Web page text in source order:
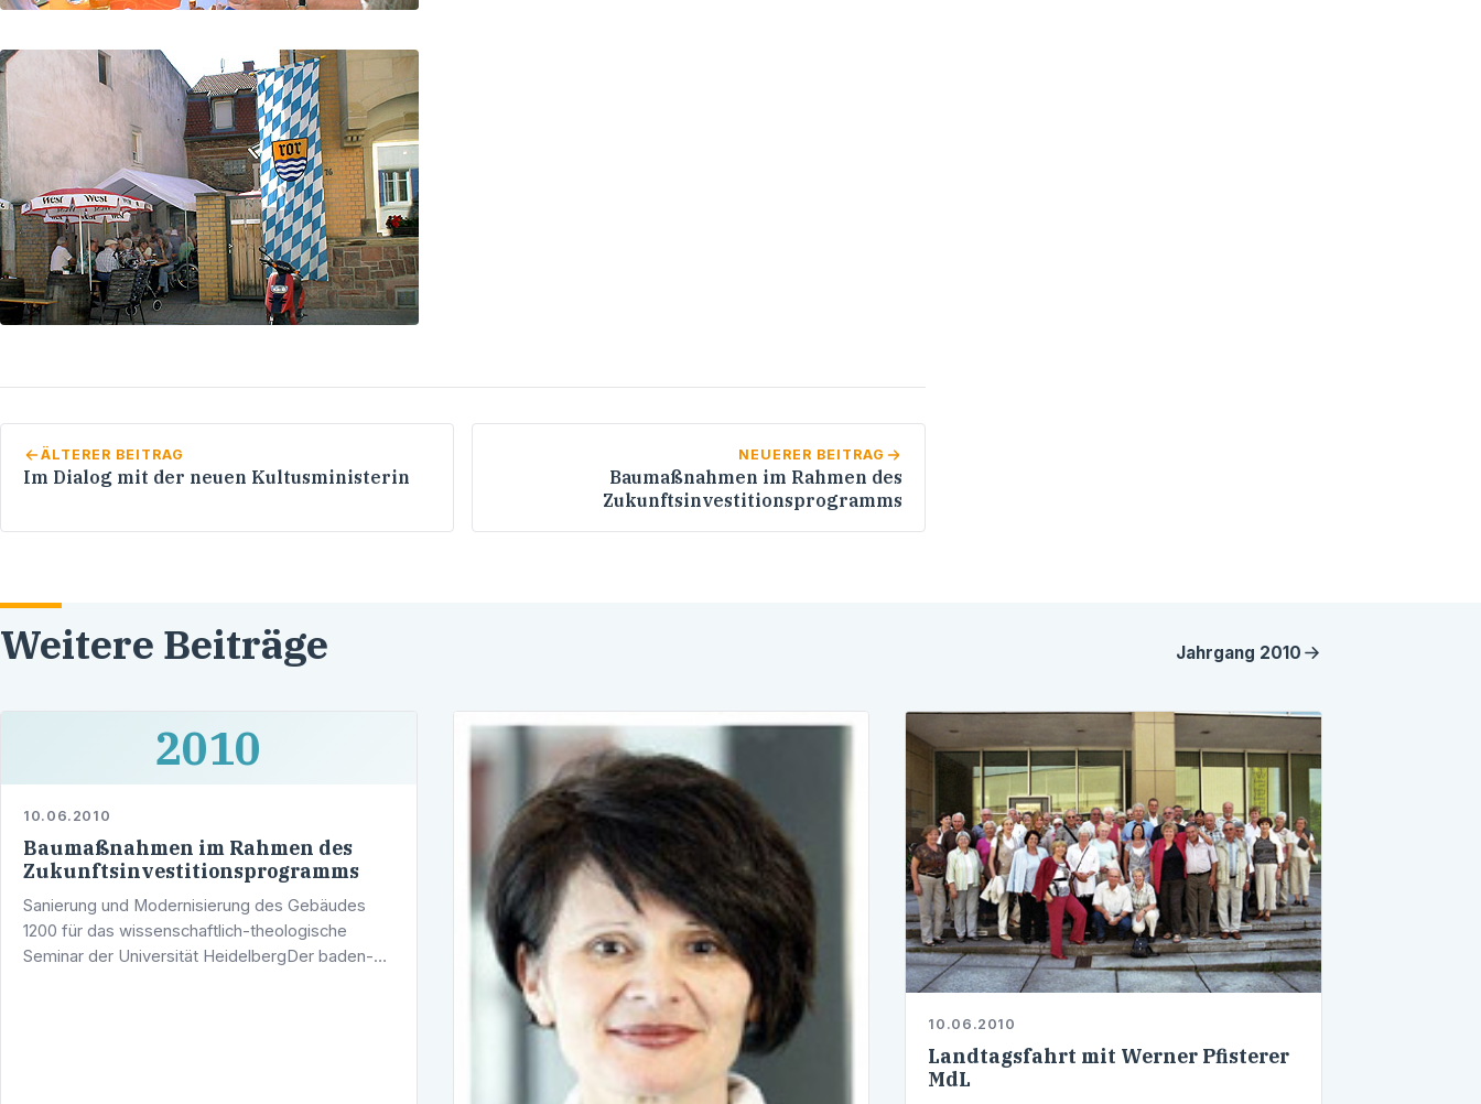
ÄLTERER BEITRAG
Im Dialog mit der neuen Kultusministerin
NEUERER BEITRAG
Baumaßnahmen im Rahmen des
Zukunftsinvestitionsprogramms
Weitere Beiträge Jahrgang 2010
2010
10.06.2010
Baumaßnahmen im Rahmen des
Zukunftsinvestitionsprogramms
Sanierung und Modernisierung des Gebäudes
1200 für das wissenschaftlich-theologische
Seminar der Universität HeidelbergDer baden-
10.06.2010
Landtagsfahrt mit Werner Pfisterer
MdL